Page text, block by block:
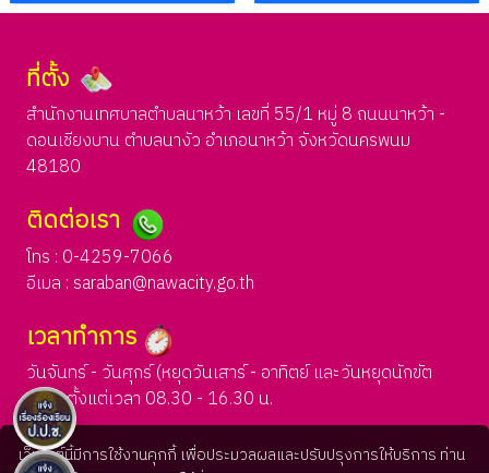
ที่ตั้ง
สำนักงานเทศบาลตำบลนาหว้า เลขที่ 55/1 หมู่ 8 ถนนนาหว้า -
ดอนเชียงบาน ตำบลนางัว อำเภอนาหว้า จังหวัดนครพนม
48180
ติดต่อเรา
โทร : 0-4259-7066
อีเมล : saraban@nawacity.go.th
เวลาทำการ
วันจันทร์ - วันศุกร์ (หยุดวันเสาร์ - อาทิตย์ และวันหยุดนักขัต
ฤกษ์) ตั้งแต่เวลา 08.30 - 16.30 น.
เว็บไซต์นี้มีการใช้งานคุกกี้ เพื่อประมวลผลและปรับปรุงการให้บริการ ท่าน